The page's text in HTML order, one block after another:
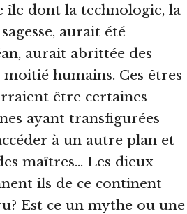
île dont la technologie, la
aurait été
aurait abrittée des
humains. Ces êtres
être certaines
ayant transfigurées
à un autre plan et
maîtres… Les dieux
ils de ce continent
Est ce un mythe ou une